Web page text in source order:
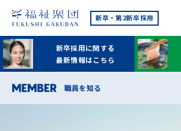
新卒・第2新卒採用
新卒採用に関する
最新情報はこちら
職員を知る